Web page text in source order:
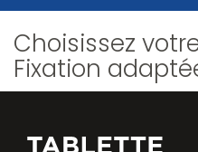
Choisissez
Fixation